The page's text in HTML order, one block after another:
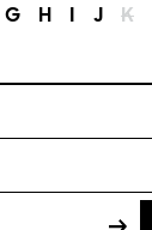
G H I J K